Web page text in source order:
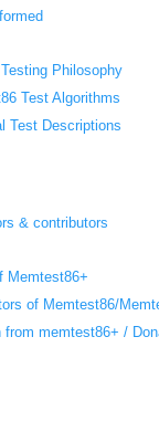
Philosophy
Test Algorithms
Test Descriptions
& contributors
Memtest86+
of Memtest86/
from memtest86+ /